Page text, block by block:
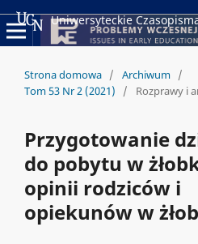
Uniwersyteckie
Strona domowa / Archiwum /
Tom 53 Nr 2 (2021)
/ Rozprawy i
Przygotowanie
do pobytu w
opinii rodziców i
opiekunów w